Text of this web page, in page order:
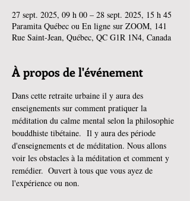
27 sept. 2025, 09 h 00 – 28 sept. 2025, 15 h 45
Paramita Québec ou En ligne sur ZOOM, 141
Rue Saint-Jean, Québec, QC G1R 1N4, Canada
À propos de l'événement
Dans cette retraite urbaine il y aura des
enseignements sur comment pratiquer la
méditation du calme mental selon la philosophie
bouddhiste tibétaine.  Il y aura des période
d'enseignements et de méditation. Nous allons
voir les obstacles à la méditation et comment y
remédier.  Ouvert à tous que vous ayez de
l'expérience ou non.